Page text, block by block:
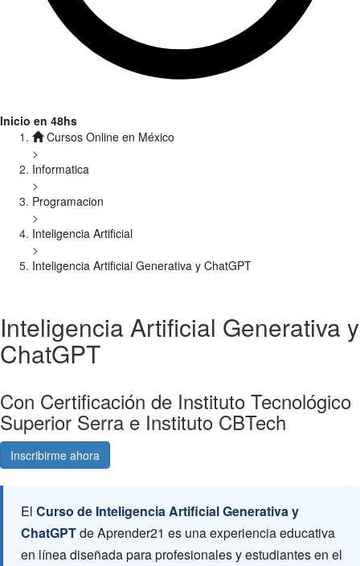
Inicio en 48hs
Cursos Online en México
>
Informatica
>
Programacion
>
Inteligencia Artificial
>
Inteligencia Artificial Generativa y ChatGPT
Inteligencia Artificial Generativa y
ChatGPT
Con Certificación de Instituto Tecnológico
Superior Serra e Instituto CBTech
Inscribirme ahora
El Curso de Inteligencia Artificial Generativa y
ChatGPTde Aprender21 es una experiencia educativa
en línea diseñada para profesionales y estudiantes en el